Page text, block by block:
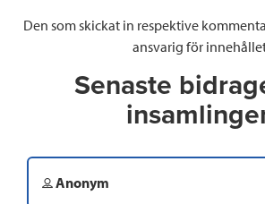
Den som skickat in respektive
ansvarig för
Senaste
Anonym